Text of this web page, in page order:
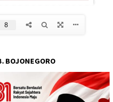
BOJONEGORO